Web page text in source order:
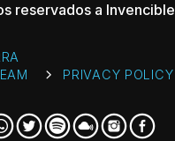
reservados a Invencible
PRIVACY POLICY